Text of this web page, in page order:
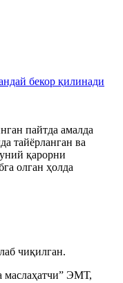
бекор қилинади
пайтда амалда
тайёрланган ва
қарорни
олган ҳолда
чиқилган.
маслаҳатчи” ЭМТ,